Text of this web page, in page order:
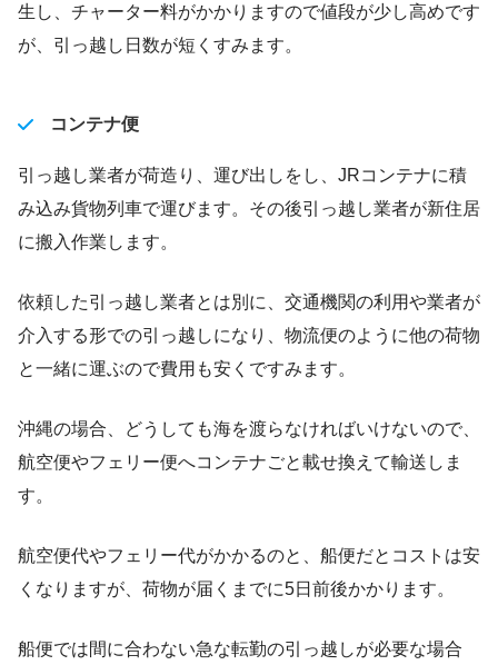
生し、チャーター料がかかりますので値段が少し高めです
が、引っ越し日数が短くすみます。
コンテナ便
引っ越し業者が荷造り、運び出しをし、JRコンテナに積
み込み貨物列車で運びます。その後引っ越し業者が新住居
に搬入作業します。
依頼した引っ越し業者とは別に、交通機関の利用や業者が
介入する形での引っ越しになり、物流便のように他の荷物
と一緒に運ぶので費用も安くですみます。
沖縄の場合、どうしても海を渡らなければいけないので、
航空便やフェリー便へコンテナごと載せ換えて輸送しま
す。
航空便代やフェリー代がかかるのと、船便だとコストは安
くなりますが、荷物が届くまでに5日前後かかります。
船便では間に合わない急な転勤の引っ越しが必要な場合